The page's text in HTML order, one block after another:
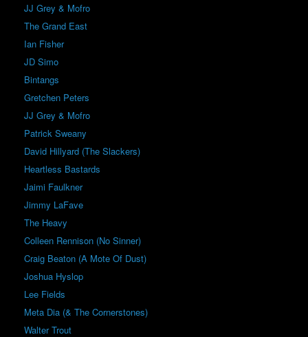
JJ Grey & Mofro
The Grand East
Ian Fisher
JD Simo
Bintangs
Gretchen Peters
JJ Grey & Mofro
Patrick Sweany
David Hillyard (The Slackers)
Heartless Bastards
Jaimi Faulkner
Jimmy LaFave
The Heavy
Colleen Rennison (No Sinner)
Craig Beaton (A Mote Of Dust)
Joshua Hyslop
Lee Fields
Meta Dia (& The Cornerstones)
Walter Trout